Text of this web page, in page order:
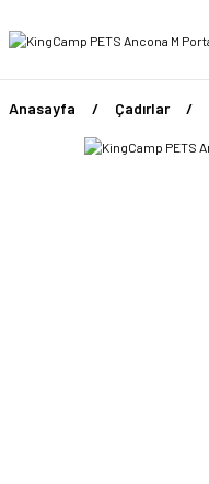
Anasayfa Çadırlar